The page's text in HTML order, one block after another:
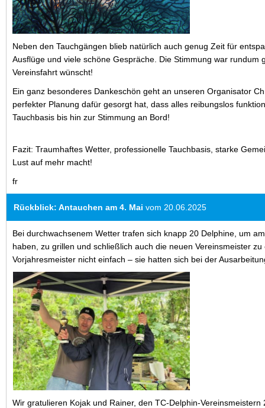
Neben den Tauchgängen blieb natürlich auch genug Zeit für
Ausflüge und viele schöne Gespräche. Die Stimmung war rundum
Vereinsfahrt wünscht!
Ein ganz besonderes Dankeschön geht an unseren Organisator
perfekter Planung dafür gesorgt hat, dass alles reibungslos
Tauchbasis bis hin zur Stimmung an Bord!
Fazit: Traumhaftes Wetter, professionelle Tauchbasis, starke
Lust auf mehr macht!
fr
Rückblick: Antauchen am 4. Mai vom 20.06.2025
Bei durchwachsenem Wetter trafen sich knapp 20 Delphine, um
haben, zu grillen und schließlich auch die neuen Vereinsmeister
Vorjahresmeister nicht einfach – sie hatten sich bei der
Wir gratulieren Kojak und Rainer, den TC-Delphin-